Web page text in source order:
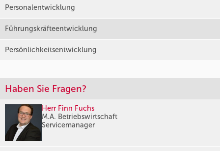
Personalentwicklung
Führungskräfteentwicklung
Persönlichkeitsentwicklung
Haben Sie Fragen?
Herr Finn Fuchs
M.A. Betriebswirtschaft
Servicemanager